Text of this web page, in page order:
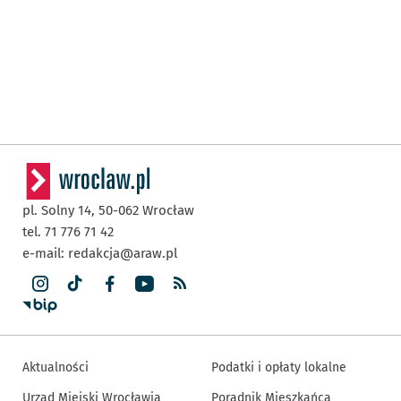
pl. Solny 14, 50-062 Wrocław
tel. 71 776 71 42
e-mail: redakcja@araw.pl
Aktualności
Urząd Miejski Wrocławia
Podatki i opłaty lokalne
Poradnik Mieszkańca